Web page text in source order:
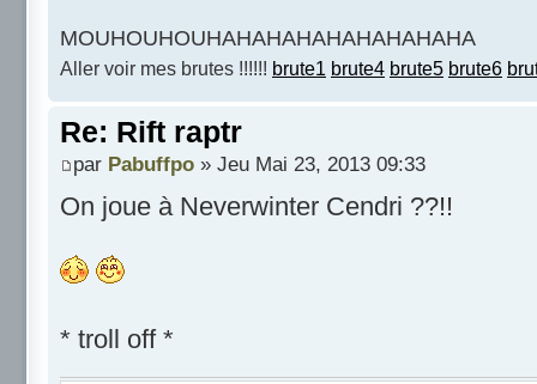
MOUHOUHOUHAHAHAHAHAHAHAHAHA
Aller voir mes brutes !!!!!! brute1 brute4 brute5 brute6
Re: Rift raptr
par Pabuffpo » Jeu Mai 23, 2013 09:33
On joue à Neverwinter Cendri ??!!
* troll off *